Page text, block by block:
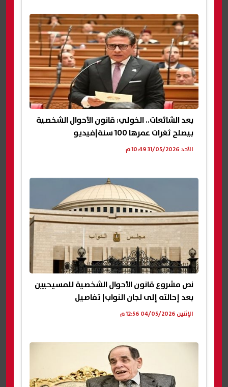
بعد الشائعات.. الخولي: قانون الأحوال الشخصية
بيصلح ثغرات عمرها 100 سنة|فيديو
الأحد 31/05/2026 10:49 م
نص مشروع قانون الأحوال الشخصية للمسيحيين
بعد إحالته إلى لجان النواب| تفاصيل
الإثنين 04/05/2026 12:56 م